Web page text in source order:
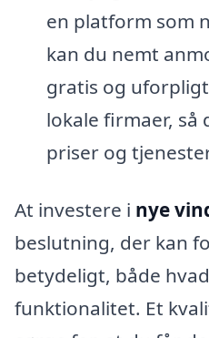
en platform som
kan du nemt
gratis og
lokale firmaer, så
priser og
At investere i nye
beslutning, der kan
betydeligt, både
funktionalitet. Et